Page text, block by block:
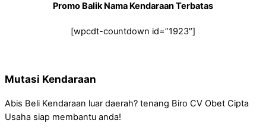
Promo Balik Nama Kendaraan Terbatas
[wpcdt-countdown id=”1923″]
Mutasi Kendaraan
Abis Beli Kendaraan luar daerah? tenang Biro CV Obet Cipta
Usaha siap membantu anda!